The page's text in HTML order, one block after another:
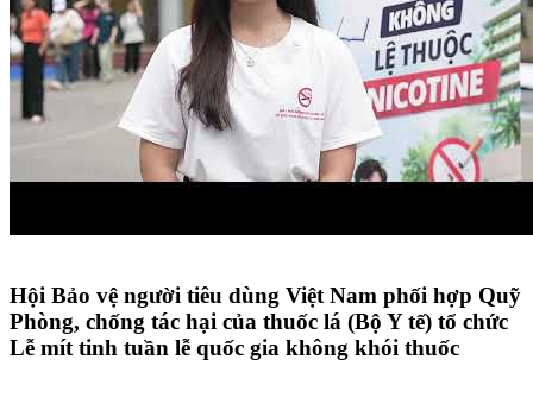
Hội Bảo vệ người tiêu dùng Việt Nam phối hợp Quỹ
Phòng, chống tác hại của thuốc lá (Bộ Y tế) tổ chức
Lễ mít tinh tuần lễ quốc gia không khói thuốc